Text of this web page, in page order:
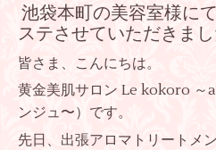
池袋本町の美容室様に
ステさせていただきま
皆さま、こんにちは。
黄金美肌サロン Le kokoro ～
ンジュ〜）です。
先日、出張アロマトリートメ